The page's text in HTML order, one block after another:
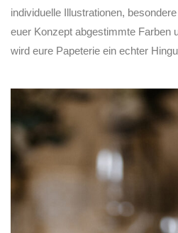
individuelle Illustrationen,
euer Konzept abgestimmte Farben
wird eure Papeterie ein echter